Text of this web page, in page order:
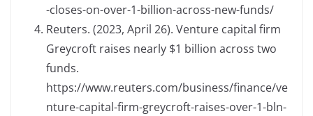
-closes-on-over-1-billion-across-new-funds/
Reuters. (2023, April 26). Venture capital firm
Greycroft raises nearly $1 billion across two
funds.
https://www.reuters.com/business/finance/ve
nture-capital-firm-greycroft-raises-over-1-bln-